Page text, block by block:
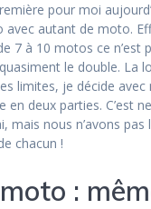
pour moi
avec autant de moto.
7 à 10 motos ce n’est
le double. La
limites, je décide avec
en deux parties. C’est
mais nous n’avons
chacun !
: